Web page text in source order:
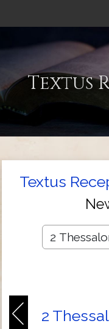
Textus
Textus
2